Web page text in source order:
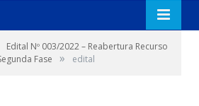
Edital Nº 003/2022 – Reabertura Recurso
Fase
» edital